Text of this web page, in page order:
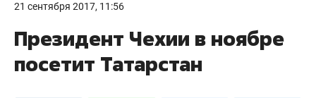
21 сентября 2017, 11:56
Президент Чехии в ноябре
посетит Татарстан